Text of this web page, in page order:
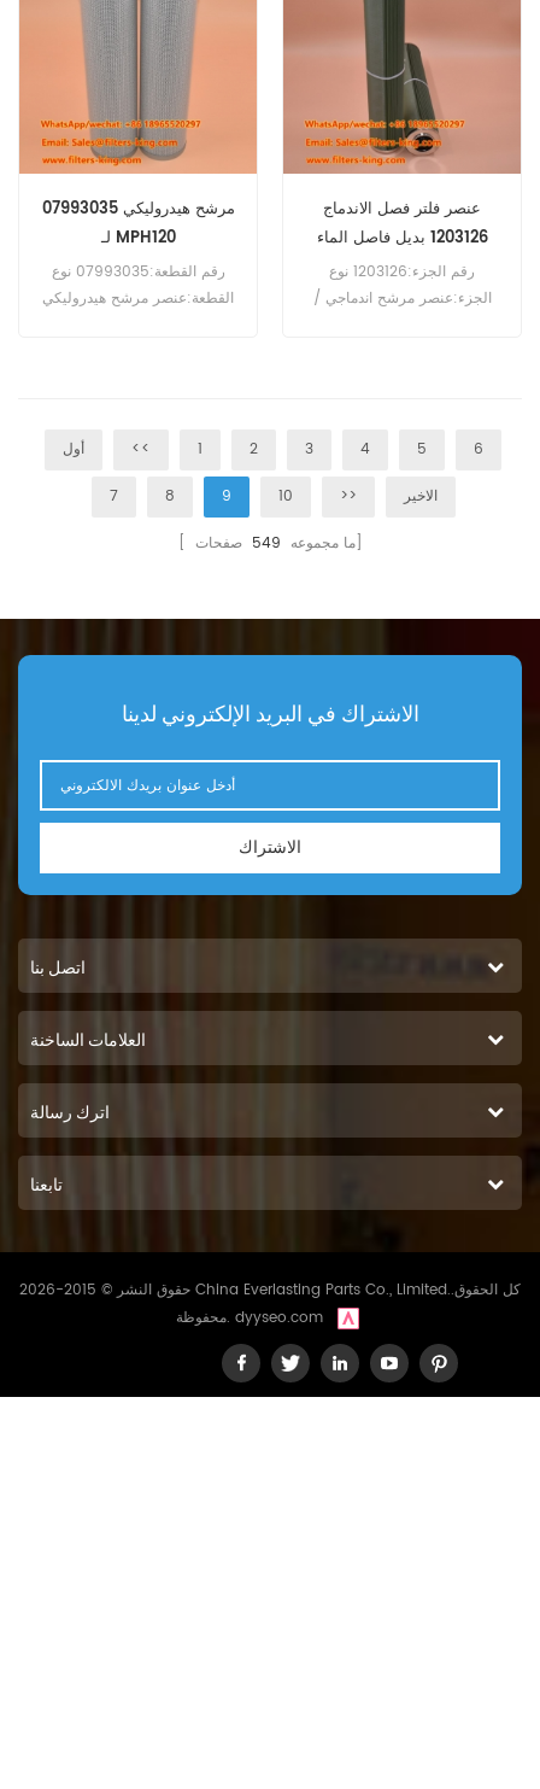
SY240C SY335 SY485 SY55
SY60 SY65 SY75.
07993035 مرشح هيدروليكي
لـ MPH120
رقم القطعة:07993035 نوع
القطعة:عنصر مرشح هيدروليكي
عنصر فلتر فصل الاندماج
1203126 بديل فاصل الماء
والوقود
رقم الجزء:1203126 نوع
الجزء:عنصر مرشح اندماجي /
أول << 1 2 3 4 5 6
7 8 9 10 >> الاخير
[ ما مجموعه 549 صفحات]
الاشتراك في البريد الإلكتروني لدينا
الاشتراك
اتصل بنا
العلامات الساخنة
اترك رسالة
تابعنا
حقوق النشر © 2015-2026 China Everlasting Parts Co., Limited..كل الحقوق
محفوظة. dyyseo.com